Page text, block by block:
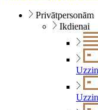
Privātpersonām
Ikdienai